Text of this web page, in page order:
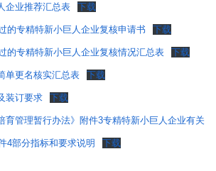
企业推荐汇总表 下载
的专精特新小巨人企业复核申请书 下载
的专精特新小巨人企业复核情况汇总表 下载
单更名核实汇总表 下载
装订要求 下载
育管理暂行办法》附件3专精特新小巨人企业有关
4部分指标和要求说明 下载